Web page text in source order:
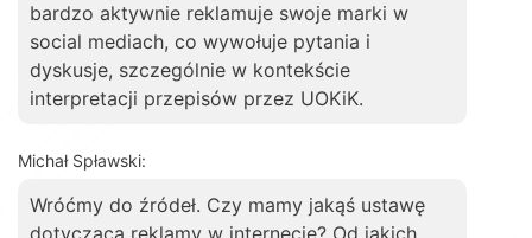
bardzo aktywnie reklamuje swoje marki w
social mediach, co wywołuje pytania i
dyskusje, szczególnie w kontekście
interpretacji przepisów przez UOKiK.
Michał Spławski:
Wróćmy do źródeł. Czy mamy jakąś ustawę